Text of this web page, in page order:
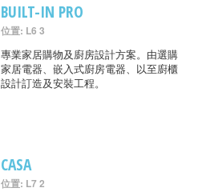
BUILT-IN PRO
位置: L6 3
專業家居購物及廚房設計方案。由選購
家居電器、嵌入式廚房電器、以至廚櫃
設計訂造及安裝工程。
CASA
位置: L7 2